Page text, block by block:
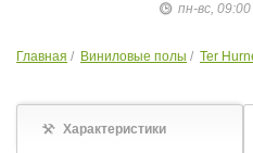
пн-вс,
Главная / Виниловые полы / Ter
Характеристики